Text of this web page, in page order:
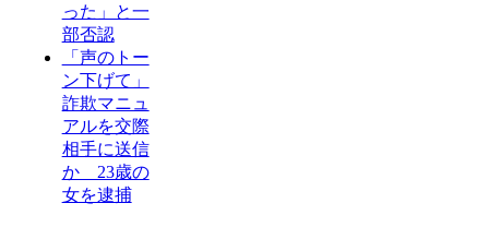
った」と一
部否認
「声のトー
ン下げて」
詐欺マニュ
アルを交際
相手に送信
か 23歳の
女を逮捕